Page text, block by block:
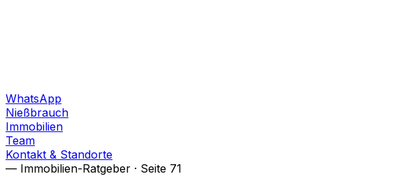
WhatsApp
Nießbrauch
Immobilien
Team
Kontakt & Standorte
— Immobilien-Ratgeber · Seite 71